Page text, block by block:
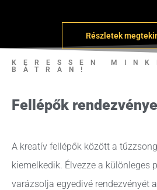
Részletek
KERESSEN
BÁTRAN!
Fellépők
A kreatív fellépők között a
kiemelkedik. Élvezze a különleges
varázsolja egyedivé rendezvényét